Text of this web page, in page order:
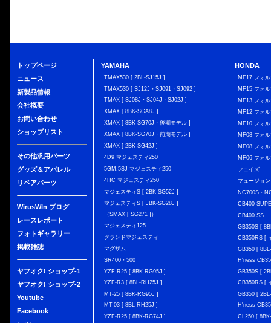
トップページ
ニュース
新製品情報
会社概要
お問い合わせ
ショップリスト
その他汎用パーツ
グッズ＆アパレル
リペアパーツ
WirusWIn ブログ
レースレポート
フォトギャラリー
掲載雑誌
ヤフオク! ショップ-1
ヤフオク! ショップ-2
Youtube
Facebook
YAMAHA
TMAX530 [ 2BL-SJ15J ]
TMAX530 [ SJ12J・SJ091・SJ092 ]
TMAX [ SJ08J・SJ04J・SJ02J ]
XMAX [ 8BK-SGA8J ]
XMAX [ 8BK-SG70J・後期モデル ]
XMAX [ 8BK-SG70J・前期モデル ]
XMAX [ 2BK-SG42J ]
4D9 マジェスティ250
5GM,5SJ マジェスティ250
4HC マジェスティ250
マジェスティS [ 2BK-SG52J ]
マジェスティS [ JBK-SG28J ]
（SMAX [ SG271 ]）
マジェスティ125
グランドマジェスティ
マグザム
SR400・500
YZF-R25 [ 8BK-RG95J ]
YZF-R3 [ 8BL-RH25J ]
MT-25 [ 8BK-RG95J ]
MT-03 [ 8BL-RH25J ]
YZF-R25 [ 8BK-RG74J ]
HONDA
MF17 フォ
MF15 フォ
MF13 フォ
MF12 フォ
MF10 フォ
MF08 フォ
MF08 フォ
MF06 フォ
フェイズ
フュージョン
NC700S・
CB400
CB400 SS
GB350S [
CB350RS [
GB350 [
H'ness
GB350S [
CB350RS [
GB350 [
H'ness
CL250 [